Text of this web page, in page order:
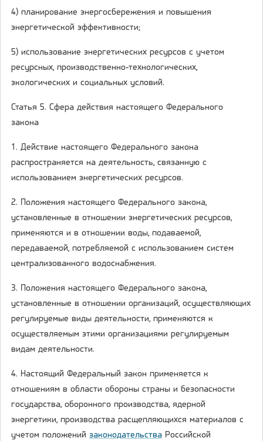
4) планирование энергосбережения и повышения
энергетической эффективности;
5) использование энергетических ресурсов с учетом
ресурсных, производственно-технологических,
экологических и социальных условий.
Статья 5. Сфера действия настоящего Федерального
закона
1. Действие настоящего Федерального закона
распространяется на деятельность, связанную с
использованием энергетических ресурсов.
2. Положения настоящего Федерального закона,
установленные в отношении энергетических ресурсов,
применяются и в отношении воды, подаваемой,
передаваемой, потребляемой с использованием систем
централизованного водоснабжения.
3. Положения настоящего Федерального закона,
установленные в отношении организаций, осуществляющих
регулируемые виды деятельности, применяются к
осуществляемым этими организациями регулируемым
видам деятельности.
4. Настоящий Федеральный закон применяется к
отношениям в области обороны страны и безопасности
государства, оборонного производства, ядерной
энергетики, производства расщепляющихся материалов с
учетом положений законодательства Российской